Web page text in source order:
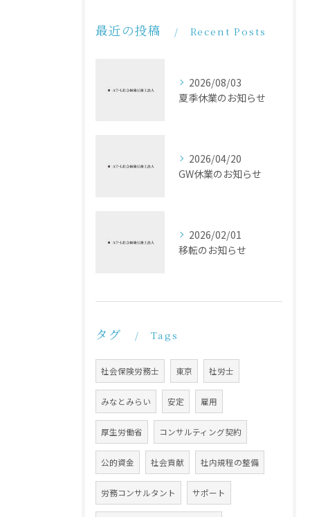
最近の投稿 Recent Posts
2026/08/03
夏季休業のお知らせ
2026/04/20
GW休業のお知らせ
2026/02/01
移転のお知らせ
タグ Tags
社会保険労務士 東京 社労士
みなとみらい 安定 雇用
厚生労働省 コンサルティング契約
公的資金 社会貢献 社内規程の整備
労務コンサルタント サポート